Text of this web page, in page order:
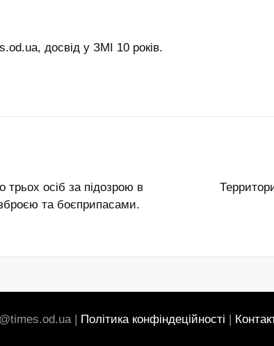
досвід у ЗМІ 10 років.
трьох осіб за підозрою в
та боєприпасами.
| Політика конфіндеційності